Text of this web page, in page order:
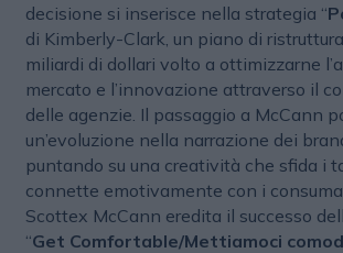
decisione si inserisce nella strategia “
di Kimberly-Clark, un piano di
miliardi di dollari volto a ottimizzarne
mercato e l’innovazione attraverso il
delle agenzie. Il passaggio a McCann
un’evoluzione nella narrazione dei
puntando su una creatività che sfida i
connette emotivamente con i
Scottex McCann eredita il successo
“Get Comfortable/Mettiamoci